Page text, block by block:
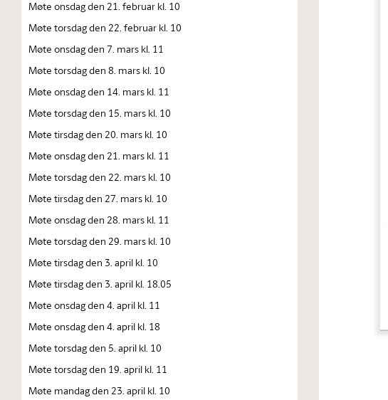
Møte onsdag den 21. februar kl. 10
Møte torsdag den 22. februar kl. 10
Møte onsdag den 7. mars kl. 11
Møte torsdag den 8. mars kl. 10
Møte onsdag den 14. mars kl. 11
Møte torsdag den 15. mars kl. 10
Møte tirsdag den 20. mars kl. 10
Møte onsdag den 21. mars kl. 11
Møte torsdag den 22. mars kl. 10
Møte tirsdag den 27. mars kl. 10
Møte onsdag den 28. mars kl. 11
Møte torsdag den 29. mars kl. 10
Møte tirsdag den 3. april kl. 10
Møte tirsdag den 3. april kl. 18.05
Møte onsdag den 4. april kl. 11
Møte onsdag den 4. april kl. 18
Møte torsdag den 5. april kl. 10
Møte torsdag den 19. april kl. 11
Møte mandag den 23. april kl. 10